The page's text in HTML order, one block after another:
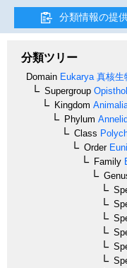
分類情報の提
分類ツリー
Domain Eukarya 真核生
Supergroup
Kingdom
Phylum
Class
Order
Family